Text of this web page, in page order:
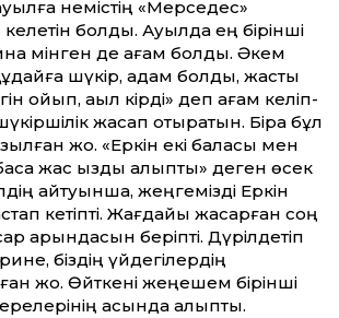
немістің «Мерседес»
болды. Ауылда ең бірінші
мінген де ағам болды. Әкем
шүкір, адам болды, жастық
қойып, ақыл кірді» деп ағам келіп-
жасап отыратын. Бірақ бұл
жоқ. «Еркін екі баласы мен
жас қызды алыпты» деген өсек
айтуынша, жеңгемізді Еркін
кетіпті. Жағдайы жақсарған соң
қарындасын­ беріпті. Дүрілдетіп
біздің үйдегілердің
жоқ. Өйткені жеңешем бірінші
қасында қалыпты.